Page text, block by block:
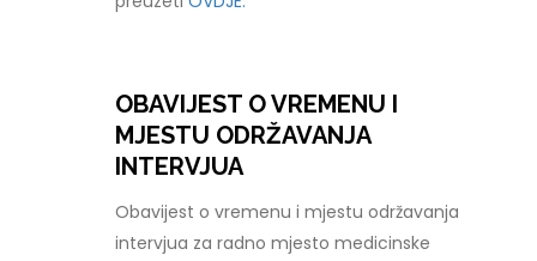
OBAVIJEST O VREMENU I
MJESTU ODRŽAVANJA
INTERVJUA
Obavijest o vremenu i mjestu održavanja
intervjua za radno mjesto medicinske